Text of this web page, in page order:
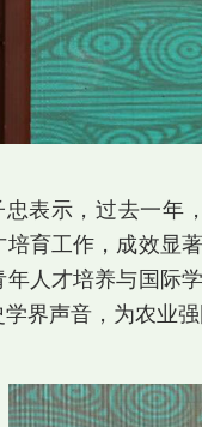
表示，过去一年
培育工作，成效显
人才培养与国际
界声音，为农业强